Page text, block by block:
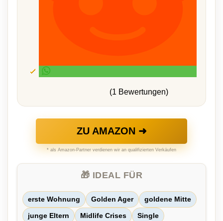
(1 Bewertungen)
ZU AMAZON ➜
* als Amazon-Partner verdienen wir an qualifizierten Verkäufen
🎁 IDEAL FÜR
erste Wohnung Golden Ager goldene Mitte
junge Eltern Midlife Crises Single